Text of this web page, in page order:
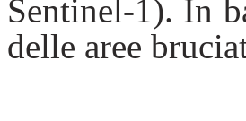
Sentinel-1). In
delle aree